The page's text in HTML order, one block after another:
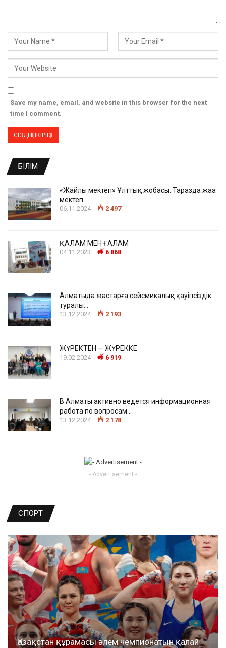
Save my name, email, and website in this browser for the next
time I comment.
БІЛІМ
«Жайлы мектеп» Ұлттық жобасы: Таразда жаңа
мектеп…
06.11.2024 2 497
ҚАЛАМ МЕН ҒАЛАМ
04.11.2023 6 868
Алматыда жастарға сейсмикалық қауіпсіздік
туралы…
13.12.2024 2 193
ЖҮРЕКТЕН — ЖҮРЕККЕ
19.02.2024 6 919
В Алматы активно ведется информационная
работа по вопросам…
13.12.2024 2 178
- Advertisement -
СПОРТ
Қазақстан құрамасы әлем чемпионатын қалай